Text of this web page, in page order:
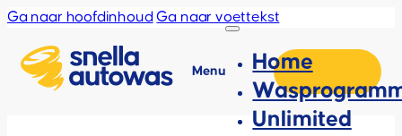
Ga naar hoofdinhoud Ga naar voettekst
Menu
Home
Unlimited